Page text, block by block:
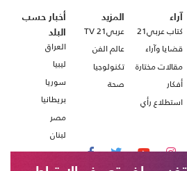
آراء
كتاب عربي21
قضايا وآراء
مقالات مختارة
أفكار
استطلاع رأي
المزيد
عربي21 TV
عالم الفن
تكنولوجيا
صحة
أخبار حسب
البلد
العراق
ليبيا
سوريا
بريطانيا
مصر
لبنان